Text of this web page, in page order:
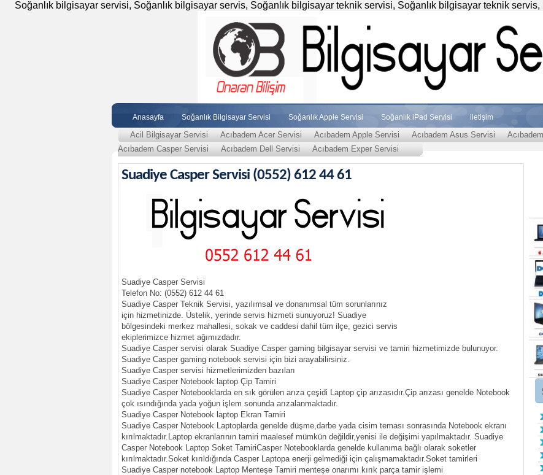
Soğanlık bilgisayar servisi, Soğanlık bilgisayar servis, Soğanlık bilgisayar teknik servisi, Soğanlık bilgisayar teknik servis,
Anasayfa Soğanlık Bilgisayar Servisi Soğanlık Apple Servisi Soğanlık iPad Servisi iletişim
Acil Bilgisayar Servisi Acıbadem Acer Servisi Acıbadem Apple Servisi Acıbadem Asus Servisi
Acıbadem Casper Servisi
Acıbadem Dell Servisi Acıbadem Exper Servisi
Suadiye Casper Servisi (0552) 612 44 61
Suadiye Casper Servisi
Telefon No: (0552) 612 44 61
Suadiye Casper Teknik Servisi, yazılımsal ve donanımsal tüm sorunlarınız
için hizmetinizde. Üstelik, yerinde servis hizmeti sunuyoruz! Suadiye
bölgesindeki merkez mahallesi, sokak ve caddesi dahil tüm ilçe, gezici servis
ekiplerimizce hizmet ağımızdadır.
Suadiye Casper servisi olarak Suadiye Casper gaming bilgisayar servisi ve tamiri hizmetimizde bulunuyor.
Suadiye Casper gaming notebook servisi için bizi arayabilirsiniz.
Suadiye Casper servisi hizmetlerimizden bazıları
Suadiye Casper Notebook laptop Çip Tamiri
Suadiye Casper Notebooklarda en sık görülen arıza çeşidi Laptop çip arızasıdır.Çip arızası genelde Notebook
çok ısındığında yada yoğun işlem sonunda arızalanmaktadır.
Suadiye Casper Notebook laptop Ekran Tamiri
Suadiye Casper Notebook Laptoplarda genelde düşme,darbe yada cisim teması sonrasında Notebook ekranı
kırılmaktadır.Laptop ekranlarının tamiri maalesef mümkün değildir,yenisi ile değişimi yapılmaktadır. Suadiye
Casper Notebook Laptop Soket TamiriCasper Notebooklarda genelde kullanıma bağlı olarak soketler
kırılmaktadır.Soket kırıldığında Casper Laptopa enerji gelmediği için çalışmamaktadır.Soket tamirleri
Suadiye Casper notebook Laptop Menteşe Tamiri menteşe onarımı kırık parça tamir işlemi